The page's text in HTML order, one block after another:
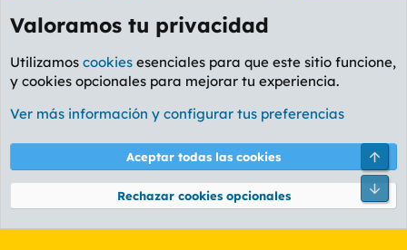
Foro General
Cookies
PL OLDSTYLE AMARILLO
Términos y reglas Política de privacidad Ayuda
Community platform by XenForo® © 2010-2026 XenForo Ltd.
Valoramos tu privacidad
Utilizamos cookies esenciales para que este sitio funcione,
y cookies opcionales para mejorar tu experiencia.
Ver más información y configurar tus preferencias
Aceptar todas las cookies
Rechazar cookies opcionales
Pie